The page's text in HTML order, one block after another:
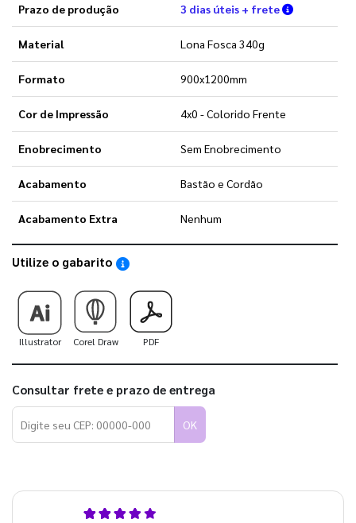
Prazo de produção 3 dias úteis + frete Verifique
Material Lona Fosca 340g
Formato 900x1200mm
Cor de Impressão 4x0 - Colorido Frente
Enobrecimento Sem Enobrecimento
Acabamento Bastão e Cordão
Acabamento Extra Nenhum
Utilize o gabarito Saiba como utilizar os nossos gabaritos
Illustrator Corel Draw PDF
Consultar frete e prazo de entrega
OK